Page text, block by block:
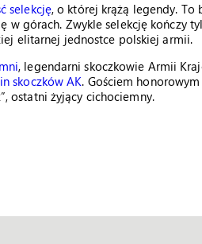
selekcję, o której krążą legendy. To
w górach. Zwykle selekcję kończy
elitarnej jednostce polskiej armii.
, legendarni skoczkowie Armii
skoczków AK. Gościem
ostatni żyjący cichociemny.